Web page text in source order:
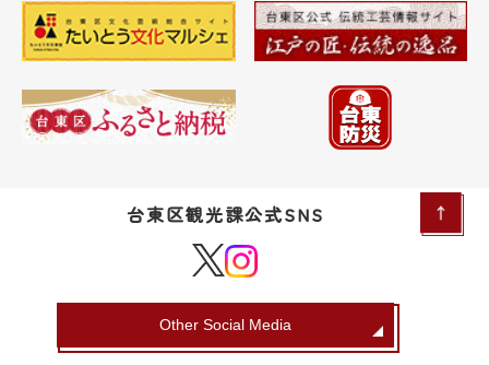
台東区観光課公式SNS
Other Social Media